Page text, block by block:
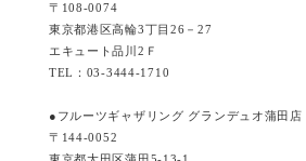
〒108-0074
東京都港区高輪3丁目26－27
エキュート品川2Ｆ
TEL：03-3444-1710
●フルーツギャザリング グランデュオ蒲田店
〒144-0052